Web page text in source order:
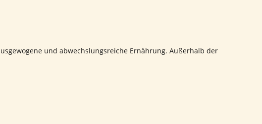
und abwechslungsreiche Ernährung. Außerhalb der